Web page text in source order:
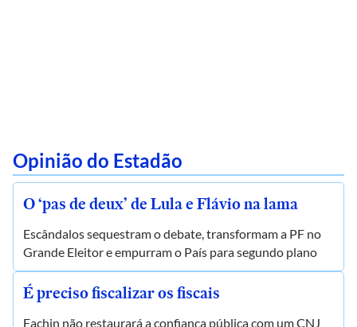
Opinião do Estadão
O ‘pas de deux’ de Lula e Flávio na lama
Escândalos sequestram o debate, transformam a PF no
Grande Eleitor e empurram o País para segundo plano
É preciso fiscalizar os fiscais
Fachin não restaurará a confiança pública com um CNJ